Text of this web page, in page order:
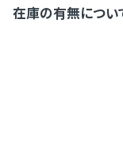
在庫の有無につい